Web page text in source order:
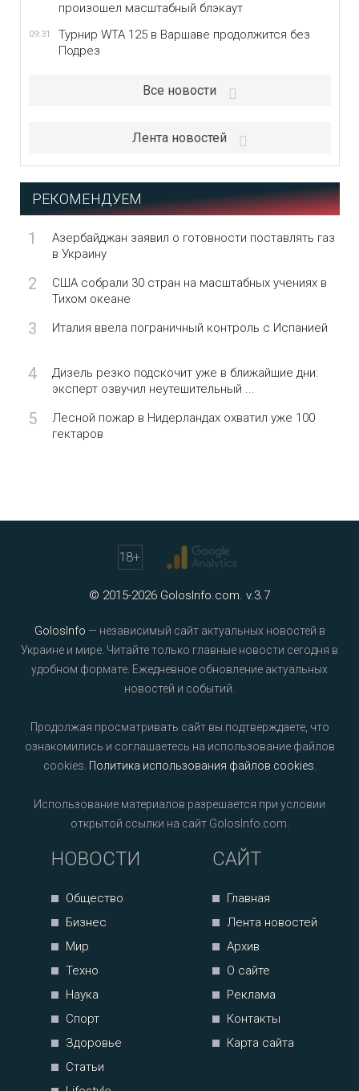
произошел масштабный блэкаут
09:31
Турнир WTA 125 в Варшаве продолжится без
Подрез
Все новости
Лента новостей
РЕКОМЕНДУЕМ
1
Азербайджан заявил о готовности поставлять газ
в Украину
2
США собрали 30 стран на масштабных учениях в
Тихом океане
3 Италия ввела пограничный контроль с Испанией
4
Дизель резко подскочит уже в ближайшие дни:
эксперт озвучил неутешительный ...
5
Лесной пожар в Нидерландах охватил уже 100
гектаров
18+
© 2015-2026 GolosInfo.com. v.3.7
GolosInfo — независимый сайт актуальных новостей в
Украине и мире. Читайте только главные новости сегодня в
удобном формате. Ежедневное обновление актуальных
новостей и событий.
Продолжая просматривать сайт вы подтверждаете, что
ознакомились и соглашаетесь на использование файлов
cookies. Политика использования файлов cookies
Использование материалов разрешается при условии
открытой ссылки на сайт GolosInfo.com.
НОВОСТИ
Общество
Бизнес
Мир
Техно
Наука
Спорт
Здоровье
Статьи
САЙТ
Главная
Лента новостей
Архив
О сайте
Реклама
Контакты
Карта сайта